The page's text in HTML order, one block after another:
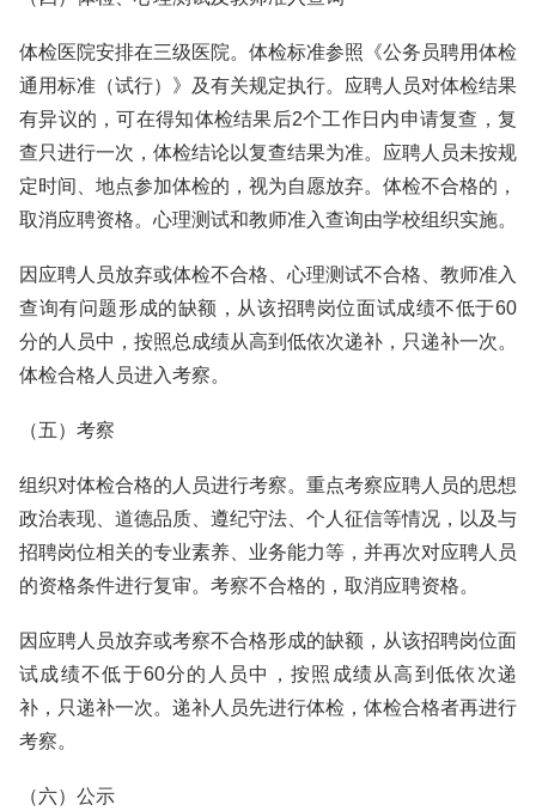
体检医院安排在三级医院。体检标准参照《公务员聘用体检
通用标准（试行）》及有关规定执行。应聘人员对体检结果
有异议的，可在得知体检结果后2个工作日内申请复查，复
查只进行一次，体检结论以复查结果为准。应聘人员未按规
定时间、地点参加体检的，视为自愿放弃。体检不合格的，
取消应聘资格。心理测试和教师准入查询由学校组织实施。
因应聘人员放弃或体检不合格、心理测试不合格、教师准入
查询有问题形成的缺额，从该招聘岗位面试成绩不低于60
分的人员中，按照总成绩从高到低依次递补，只递补一次。
体检合格人员进入考察。
（五）考察
组织对体检合格的人员进行考察。重点考察应聘人员的思想
政治表现、道德品质、遵纪守法、个人征信等情况，以及与
招聘岗位相关的专业素养、业务能力等，并再次对应聘人员
的资格条件进行复审。考察不合格的，取消应聘资格。
因应聘人员放弃或考察不合格形成的缺额，从该招聘岗位面
试成绩不低于60分的人员中，按照成绩从高到低依次递
补，只递补一次。递补人员先进行体检，体检合格者再进行
考察。
（六）公示